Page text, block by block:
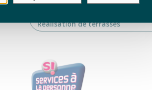
Réalisation de terrasses